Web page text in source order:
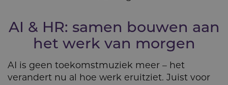
AI & HR: samen bouwen aan
het werk van morgen
AI is geen toekomstmuziek meer – het
verandert nu al hoe werk eruitziet. Juist voor